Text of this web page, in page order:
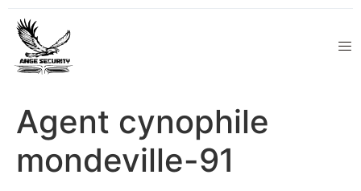
Agent cynophile
mondeville-91